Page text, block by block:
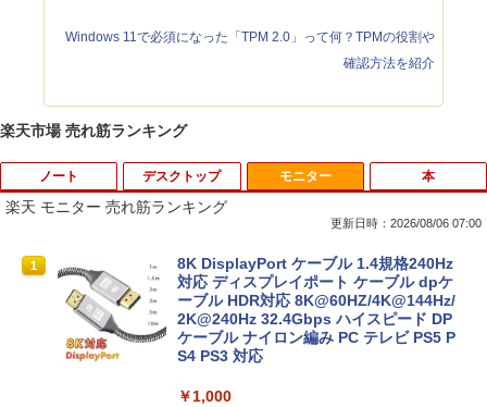
Windows 11で必須になった「TPM 2.0」って何？TPMの役割や
確認方法を紹介
楽天市場 売れ筋ランキング
ノート
1
2025福袋 数量限定 ノートパソコン 富士
通 NEC DELL 等Core i5 超高速新品SSD
256GB メモリ8GB WIFI Bluetooth 15.6
インチ大画面 中古パソコン アウトレット
Polaris Office付き Win10/Win11選べる!
送料無料 中古ノートパソコン 期限限定
デスクトップ
1
【今だけ】全品ポイント10倍 お買い物マ
ラソン★8/4～8/11★中古パソコン デス
クトップPC EPSON Endeavor ST190E
Core i3 8100T メモリ8GB / 16GB 中古S
SD128GB / 256GB Windows11 Pro 64b
it【送料無料】【1年保証】
￥22,800
モニター
楽天 モニター 売れ筋ランキング
更新日時：2026/08/06 07:00
1
8K DisplayPort ケーブル 1.4規格240Hz
対応 ディスプレイポート ケーブル dpケ
ーブル HDR対応 8K@60HZ/4K@144Hz/
2K@240Hz 32.4Gbps ハイスピード DP
ケーブル ナイロン編み PC テレビ PS5 P
S4 PS3 対応
￥1,000
本